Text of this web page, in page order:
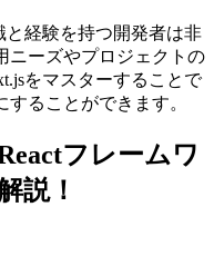
と経験を持つ開発者は非
ニーズやプロジェクトの
をマスターすることで
ることができます。
フレームワ
説！